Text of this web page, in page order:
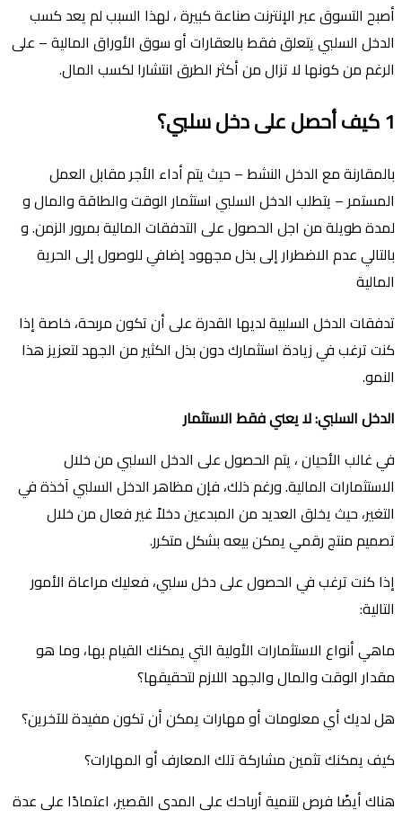
أصبح التسوق عبر الإنترنت صناعة كبيرة ، لهذا السبب لم يعد كسب
الدخل السلبي يتعلق فقط بالعقارات أو سوق الأوراق المالية – على
الرغم من كونها لا تزال من أكثر الطرق انتشارا لكسب المال.
1 كيف أحصل على دخل سلبي؟
بالمقارنة مع الدخل النشط – حيث يتم أداء الأجر مقابل العمل
المستمر – يتطلب الدخل السلبي استثمار الوقت والطاقة والمال و
لمدة طويلة من اجل الحصول على التدفقات المالية بمرور الزمن. و
بالتالي عدم الاضطرار إلى بذل مجهود إضافي للوصول إلى الحرية
المالية
تدفقات الدخل السلبية لديها القدرة على أن تكون مربحة، خاصة إذا
كنت ترغب في زيادة استثمارك دون بذل الكثير من الجهد لتعزيز هذا
النمو.
الدخل السلبي: لا يعني فقط الاستثمار
في غالب الأحيان ، يتم الحصول على الدخل السلبي من خلال
الاستثمارات المالية. ورغم ذلك، فإن مظاهر الدخل السلبي آخذة في
التغير، حيث يخلق العديد من المبدعين دخلاً غير فعال من خلال
تصميم منتج رقمي يمكن بيعه بشكل متكرر.
إذا كنت ترغب في الحصول على دخل سلبي، فعليك مراعاة الأمور
التالية:
ماهي أنواع الاستثمارات الأولية التي يمكنك القيام بها، وما هو
مقدار الوقت والمال والجهد اللازم لتحقيقها؟
هل لديك أي معلومات أو مهارات يمكن أن تكون مفيدة للآخرين؟
كيف يمكنك تثمين مشاركة تلك المعارف أو المهارات؟
هناك أيضًا فرص لتنمية أرباحك على المدى القصير، اعتمادًا على عدة